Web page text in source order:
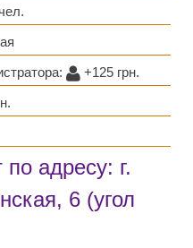
+125 грн.
адресу: г.
6 (угол